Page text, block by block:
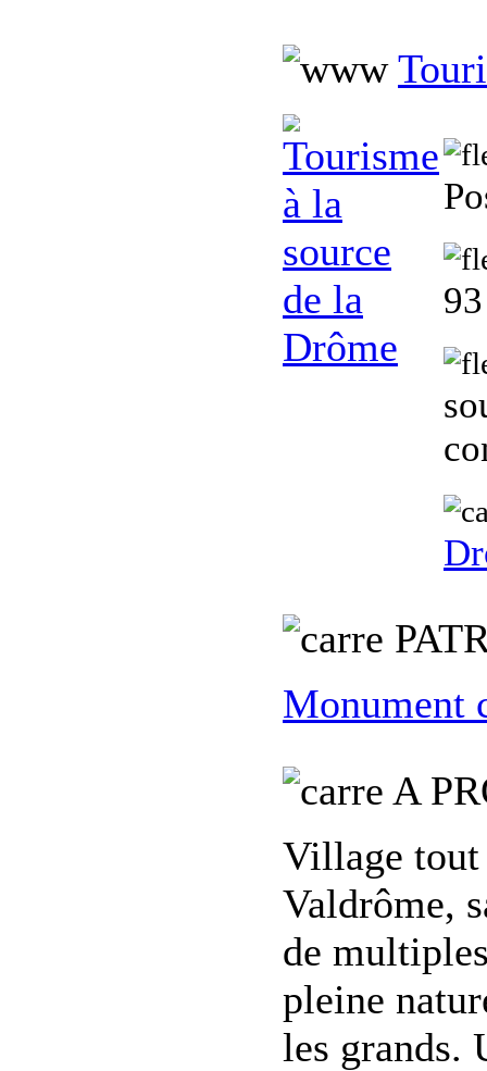
Monument
A
Village tout
Valdrôme,
de
pleine
les grands.